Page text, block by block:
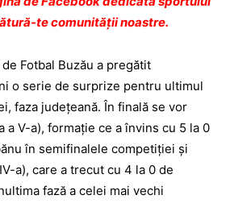
te comunității noastre.
Fotbal Buzău a pregătit
o serie de surprize pentru ultimul
faza judeţeană. În finală se vor
a V-a), formaţie ce a învins cu 5 la 0
în semifinalele competiţiei şi
a), care a trecut cu 4 la 0 de
fază a celei mai vechi